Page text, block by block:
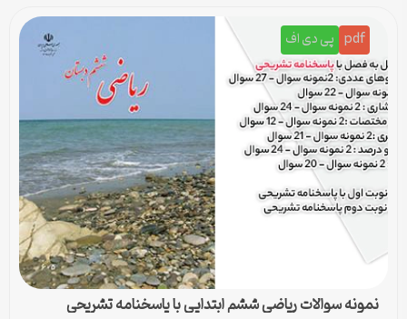
pdf پی دی اف
نمونه سوالات ریاضی ششم ابتدایی با پاسخنامه تشریحی